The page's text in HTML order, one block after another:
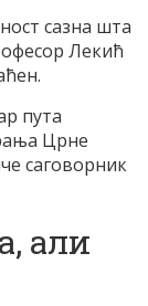
сазна шта
Лекић
пута
Црне
саговорник
али